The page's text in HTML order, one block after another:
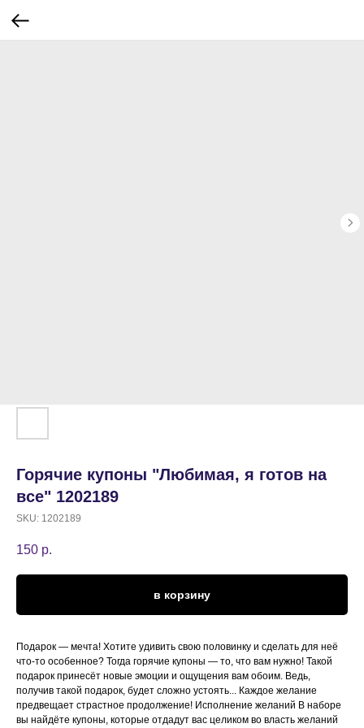
Горячие купоны "Любимая, я готов на
все" 1202189
SKU: 1202189
150 р.
в корзину
Подарок — мечта! Хотите удивить свою половинку и сделать для неё
что-то особенное? Тогда горячие купоны — то, что вам нужно! Такой
подарок принесёт новые эмоции и ощущения вам обоим. Ведь,
получив такой подарок, будет сложно устоять... Каждое желание
предвещает страстное продолжение! Исполнение желаний В наборе
вы найдёте купоны, которые отдадут вас целиком во власть желаний